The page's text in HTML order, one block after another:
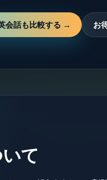
会話も比較する → お
て